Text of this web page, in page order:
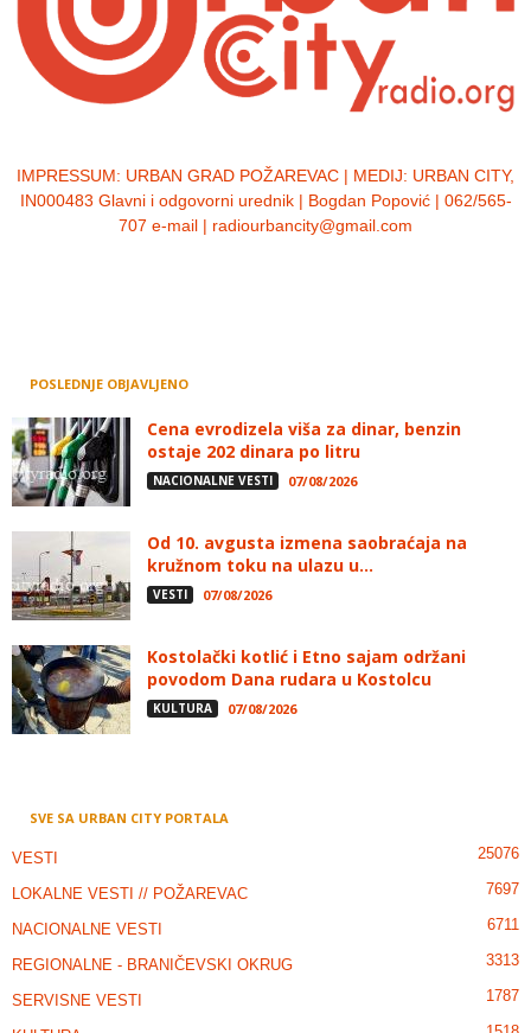
IMPRESSUM: URBAN GRAD POŽAREVAC | MEDIJ: URBAN CITY,
IN000483 Glavni i odgovorni urednik | Bogdan Popović | 062/565-
707 e-mail | radiourbancity@gmail.com
POSLEDNJE OBJAVLJENO
Cena evrodizela viša za dinar, benzin
ostaje 202 dinara po litru
NACIONALNE VESTI 07/08/2026
Od 10. avgusta izmena saobraćaja na
kružnom toku na ulazu u...
VESTI 07/08/2026
Kostolački kotlić i Etno sajam održani
povodom Dana rudara u Kostolcu
KULTURA 07/08/2026
SVE SA URBAN CITY PORTALA
VESTI 25076
LOKALNE VESTI // POŽAREVAC 7697
NACIONALNE VESTI 6711
REGIONALNE - BRANIČEVSKI OKRUG 3313
SERVISNE VESTI 1787